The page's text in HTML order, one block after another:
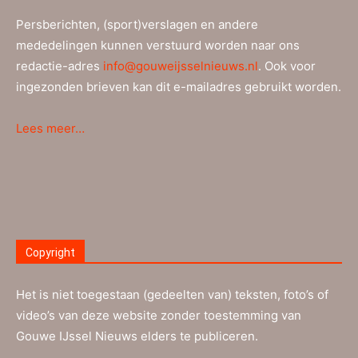
Persberichten, (sport)verslagen en andere
mededelingen kunnen verstuurd worden naar ons
redactie-adres info@gouweijsselnieuws.nl. Ook voor
ingezonden brieven kan dit e-mailadres gebruikt worden.
Lees meer…
Copyright
Het is niet toegestaan (gedeelten van) teksten, foto’s of
video’s van deze website zonder toestemming van
Gouwe IJssel Nieuws elders te publiceren.